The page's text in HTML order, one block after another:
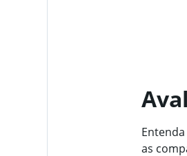
as